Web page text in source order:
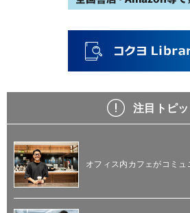
注目トピ
オフィス内カフェがコミ